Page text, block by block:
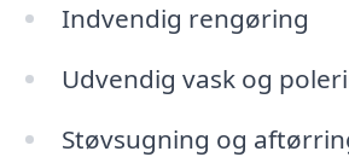
Indvendig rengøring
Udvendig vask og
Støvsugning og